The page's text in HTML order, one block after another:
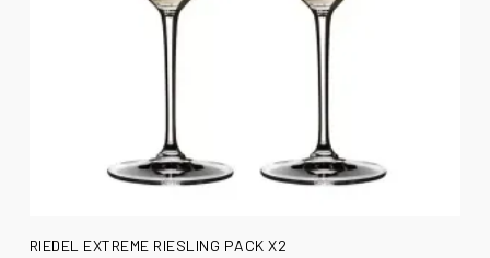
AÑADIR AL CARRITO
RIEDEL EXTREME RIESLING PACK X2